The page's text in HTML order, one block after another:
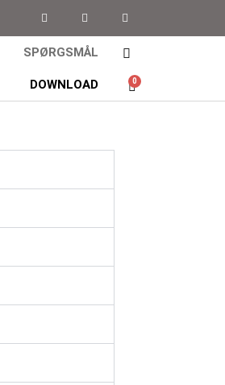
SPØRGSMÅL
DOWNLOAD 0